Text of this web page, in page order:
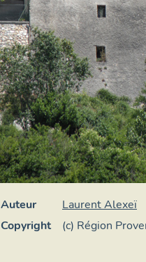
Auteur
Laurent Alexeï
Copyright
(c) Région